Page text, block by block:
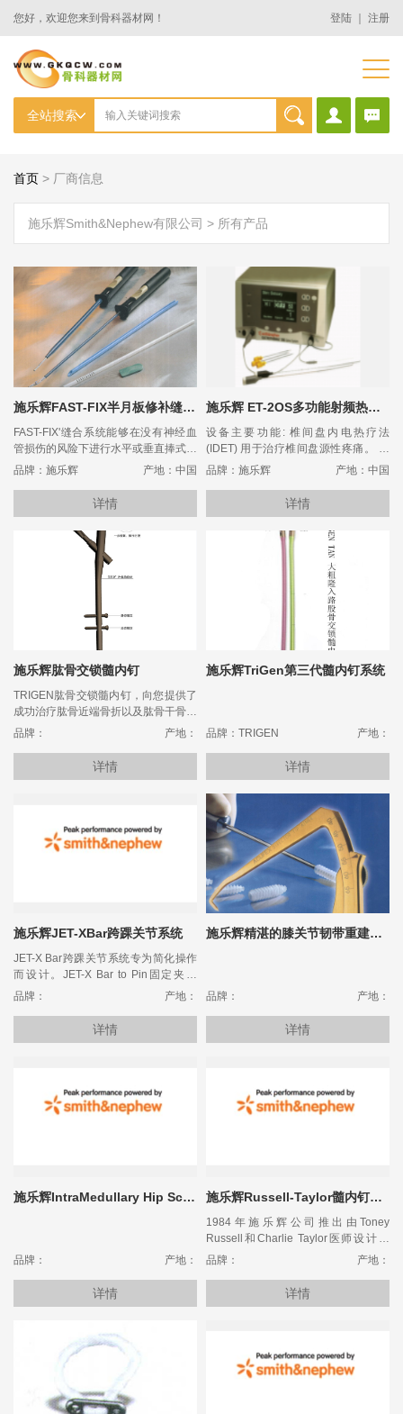
您好，欢迎您来到骨科器材网！ 登陆 注册
首页 > 厂商信息
施乐辉Smith&Nephew有限公司 > 所有产品
施乐辉FAST-FIX半月板修补缝合系统
FAST-FIX'缝合系统能够在没有神经血
管损伤的风险下进行水平或垂直捧式缝
合。
品牌：施乐辉 产地：中国
详情
施乐辉 ET-2OS多功能射频热波治疗系统
设备主要功能: 椎间盘内电热疗法
(IDET) 用于治疗椎间盘源性疼痛。 椎
间盘内靶点减压治疗法(TDD) 用于椎间
品牌：施乐辉 产地：中国
详情
施乐辉肱骨交锁髓内钉
TRIGEN肱骨交锁髓内钉，向您提供了
成功治疗肱骨近端骨折以及肱骨干骨折
的全新选择。
品牌： 产地：
详情
施乐辉TriGen第三代髓内钉系统
品牌：TRIGEN 产地：
详情
施乐辉JET-XBar跨踝关节系统
JET-X Bar跨踝关节系统专为简化操作
而设计。JET-X Bar to Pin固定夹和
JET-X Bar to Bar固定夹在简化复位的
提供了充分的稳定性。球型关节的设计
能够方便地将踝关节固定在多个平面，
品牌： 产地：
详情
施乐辉精湛的膝关节韧带重建技术
品牌： 产地：
详情
施乐辉IntraMedullary Hip Screw 亚洲型髋关节螺钉系统
品牌： 产地：
详情
施乐辉Russell-Taylor髓内钉系列
1984年施乐辉公司推出由Toney
Russell和Charlie Taylor医师设计的
Russell-Taylor髓内钉系列
品牌： 产地：
详情